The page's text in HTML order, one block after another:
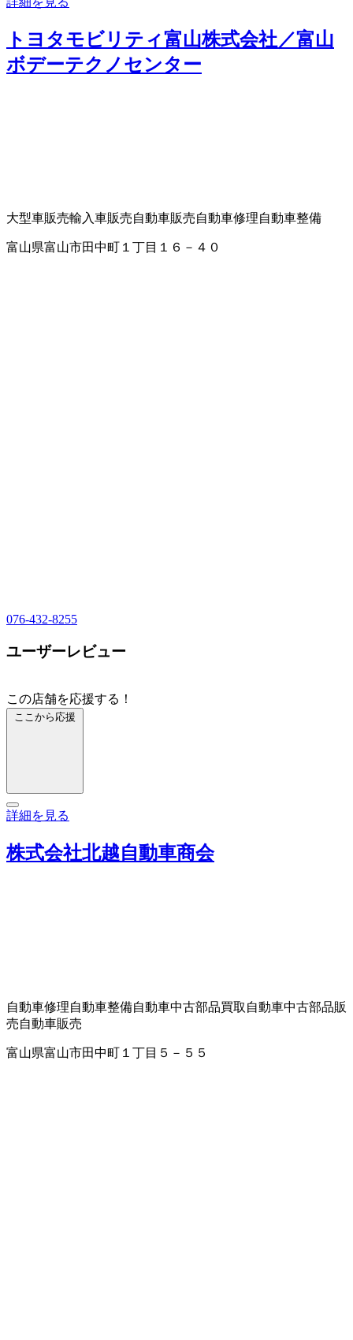
トヨタモビリティ富山株式会社／富山
ボデーテクノセンター
大型車販売輸入車販売自動車販売自動車修理自動車整備
富山県富山市田中町１丁目１６－４０
076-432-8255
ユーザーレビュー
この店舗を応援する！
ここから応援
詳細を見る
株式会社北越自動車商会
自動車修理自動車整備自動車中古部品買取 自動車中古部品販
売自動車販売
富山県富山市田中町１丁目５－５５